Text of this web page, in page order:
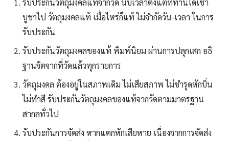
รับประกันวัตถุมงคลแท้จากวัด นับเวลาตั้งแต่ที่ท่านได้เช่า
บูชาไป วัตถุมงคลแท้ เมื่อไหร่ก็แท้ ไม่จำกัดวัน-เวลา ในการ
รับประกัน
รับประกันวัตถุมงคลของแท้ พิมพ์นิยม ผ่านการปลุกเสก อธิ
ฐานจิตจากที่วัดแล้วทุกรายการ
วัตถุมงคล ต้องอยู่ในสภาพเดิม ไม่เสียสภาพ ไม่ชำรุดหักบิ่น
ไม่ทำสี รับประกันวัตถุมงคลของแท้จากวัดตามมาตรฐาน
สากลทั่วไป
รับประกันการจัดส่ง หากแตกหักเสียหาย เนื่องจากการจัดส่ง